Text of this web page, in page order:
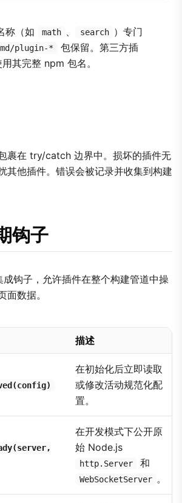
称（如 math 、 search ）专门
plugin-*
包保留。第三方插
其完整 npm 包名。
裹在 try/catch 边界中。损坏的插件无
其他插件。错误会被记录并收集到构建
钩子
钩子，允许插件在整个构建管道中操
面数据。
描述
在初始化后立即读取
或修改活动规范化配
置。
在开发模式下公开原
始 Node.js
http.Server 和
WebSocketServer 。